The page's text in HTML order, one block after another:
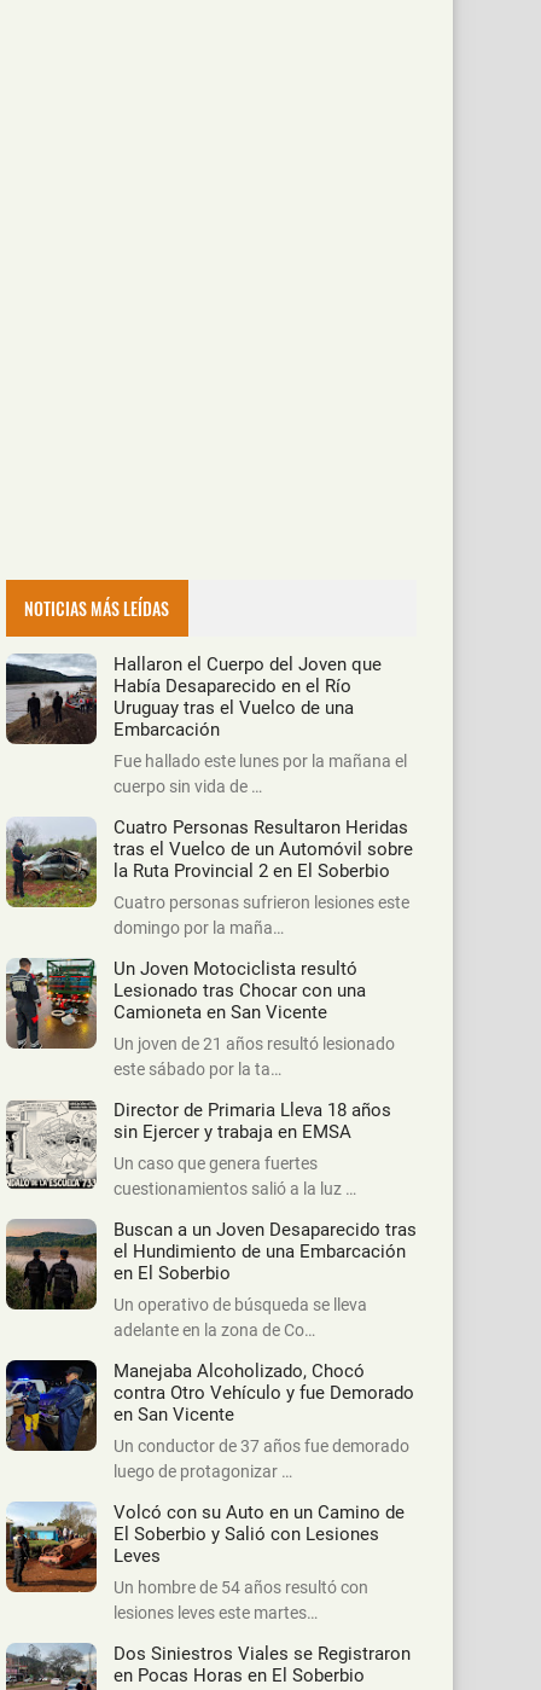
NOTICIAS MÁS LEÍDAS
Hallaron el Cuerpo del Joven que
Había Desaparecido en el Río
Uruguay tras el Vuelco de una
Embarcación
Fue hallado este lunes por la mañana el
cuerpo sin vida de …
Cuatro Personas Resultaron Heridas
tras el Vuelco de un Automóvil sobre
la Ruta Provincial 2 en El Soberbio
Cuatro personas sufrieron lesiones este
domingo por la maña…
Un Joven Motociclista resultó
Lesionado tras Chocar con una
Camioneta en San Vicente
Un joven de 21 años resultó lesionado
este sábado por la ta…
Director de Primaria Lleva 18 años
sin Ejercer y trabaja en EMSA
Un caso que genera fuertes
cuestionamientos salió a la luz …
Buscan a un Joven Desaparecido tras
el Hundimiento de una Embarcación
en El Soberbio
Un operativo de búsqueda se lleva
adelante en la zona de Co…
Manejaba Alcoholizado, Chocó
contra Otro Vehículo y fue Demorado
en San Vicente
Un conductor de 37 años fue demorado
luego de protagonizar …
Volcó con su Auto en un Camino de
El Soberbio y Salió con Lesiones
Leves
Un hombre de 54 años resultó con
lesiones leves este martes…
Dos Siniestros Viales se Registraron
en Pocas Horas en El Soberbio